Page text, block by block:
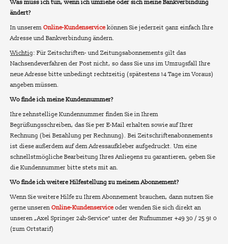
Was muss ich tun, wenn ich umziehe oder sich meine Bankverbindung
ändert?
In unserem Online-Kundenservice können Sie jederzeit ganz einfach Ihre
Adresse und Bankverbindung ändern.
Wichtig: Für Zeitschriften- und Zeitungsabonnements gilt das
Nachsendeverfahren der Post nicht, so dass Sie uns im Umzugsfall Ihre
neue Adresse bitte unbedingt rechtzeitig (spätestens 14 Tage im Voraus)
angeben müssen.
Wo finde ich meine Kundennummer?
Ihre zehnstellige Kundennummer finden Sie in Ihrem
Begrüßungsschreiben, das Sie per E-Mail erhalten sowie auf Ihrer
Rechnung (bei Bezahlung per Rechnung). Bei Zeitschriftenabonnements
ist diese außerdem auf dem Adressaufkleber aufgedruckt. Um eine
schnellstmögliche Bearbeitung Ihres Anliegens zu garantieren, geben Sie
die Kundennummer bitte stets mit an.
Wo finde ich weitere Hilfestellung zu meinem Abonnement?
Wenn Sie weitere Hilfe zu Ihrem Abonnement brauchen, dann nutzen Sie
gerne unseren Online-Kundenservice oder wenden Sie sich direkt an
unseren „Axel Springer 24h-Service“ unter der Rufnummer +49 30 / 25 91 0
(zum Ortstarif)